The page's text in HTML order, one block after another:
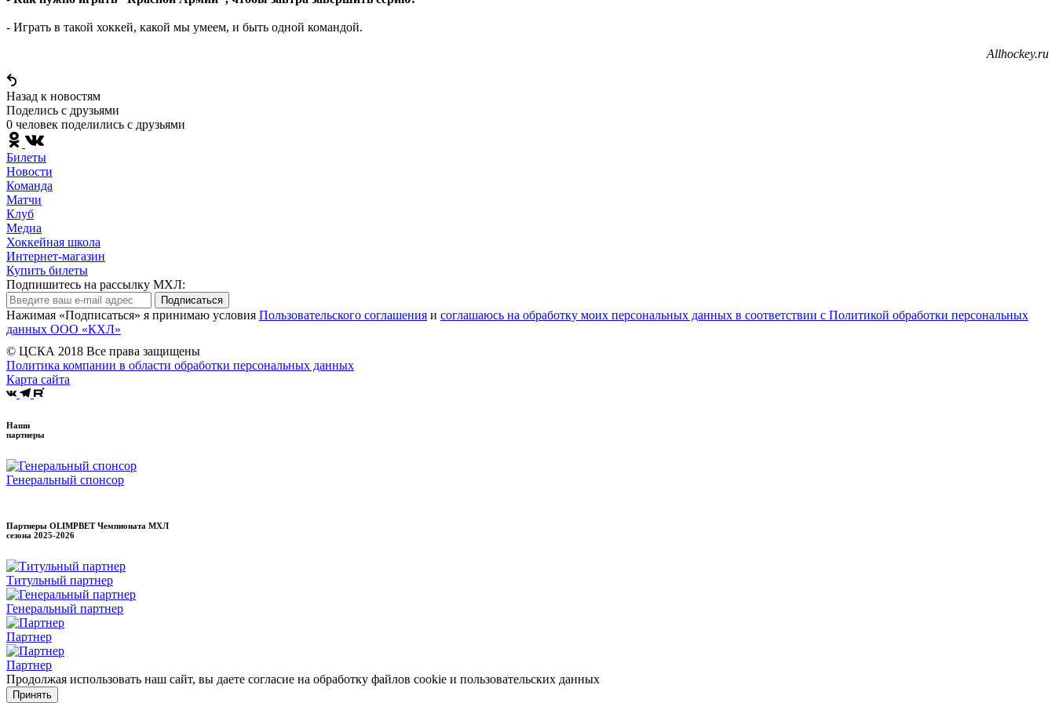
- Играть в такой хоккей, какой мы умеем, и быть одной командой.
Allhockey.ru
Назад к новостям
Поделись c друзьями
0 человек поделились c друзьями
Билеты
Новости
Команда
Матчи
Клуб
Медиа
Хоккейная школа
Интернет-магазин
Купить билеты
Подпишитесь на рассылку МХЛ:
Подписаться
Нажимая «Подписаться» я принимаю условия Пользовательского соглашения и соглашаюсь на обработку моих персональных данных в соответствии с Политикой обработки персональных
данных ООО «КХЛ»
© ЦСКА 2018 Все права защищены
Политика компании в области обработки персональных данных
Карта сайта
Наши
партнеры
Генеральный спонсор
Партнеры OLIMPBET Чемпионата МХЛ
сезона 2025-2026
Титульный партнер
Генеральный партнер
Партнер
Партнер
Продолжая использовать наш сайт, вы даете согласие на обработку файлов cookie и пользовательских данных
Принять